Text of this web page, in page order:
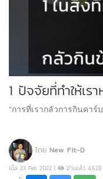
1 ปัจจัยที่ทำให้เร
“การที่เรากลัวการกินคา
โดย New Fit-D
เมื่อ 23 Feb 2022 | อ่านแล้ว